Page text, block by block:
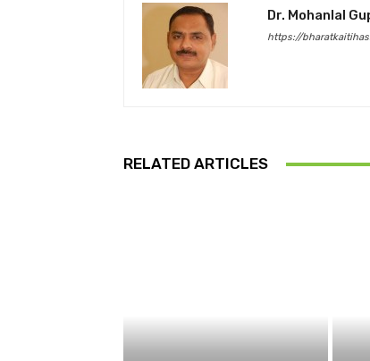
Dr. Mohanlal
https://
RELATED ARTICLES